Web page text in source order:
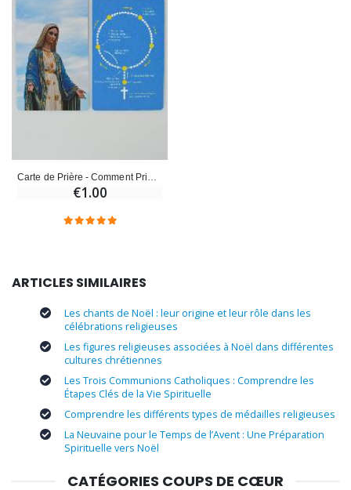
€1.00
ARTICLES SIMILAIRES
Les chants de Noël : leur origine et leur rôle dans les
célébrations religieuses
Les figures religieuses associées à Noël dans différentes
cultures chrétiennes
Les Trois Communions Catholiques : Comprendre les
Étapes Clés de la Vie Spirituelle
Comprendre les différents types de médailles religieuses
La Neuvaine pour le Temps de l’Avent : Une Préparation
Spirituelle vers Noël
CATÉGORIES COUPS DE CŒUR